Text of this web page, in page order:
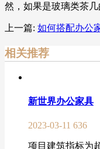
然，如果是玻璃类茶
上一篇: 如何搭配办公
相关推荐
新世界办公家具
2023-03-11 636
项目建筑指标为